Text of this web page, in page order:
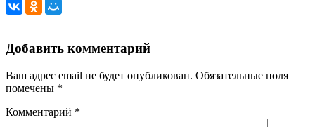
Добавить комментарий
Ваш адрес email не будет опубликован. Обязательные поля
помечены *
Комментарий *